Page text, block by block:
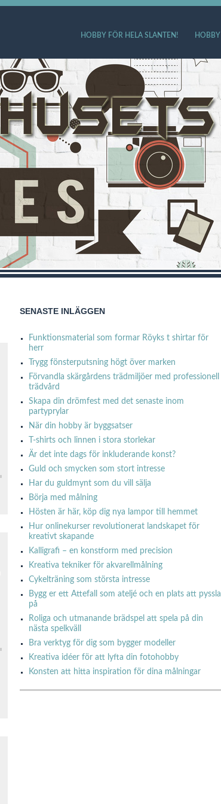
HOBBY FÖR HELA SLANTEN! HOBBY
SENASTE INLÄGGEN
Funktionsmaterial som formar Röyks t shirtar för
herr
Trygg fönsterputsning högt över marken
Förvandla skärgårdens trädmiljöer med professionell
trädvård
Skapa din drömfest med det senaste inom
partyprylar
När din hobby är byggsatser
T-shirts och linnen i stora storlekar
Är det inte dags för inkluderande konst?
Guld och smycken som stort intresse
Har du guldmynt som du vill sälja
Börja med målning
Hösten är här, köp dig nya lampor till hemmet
Hur onlinekurser revolutionerat landskapet för
kreativt skapande
Kalligrafi – en konstform med precision
Kreativa tekniker för akvarellmålning
Cykelträning som största intresse
Bygg er ett Attefall som ateljé och en plats att pyssla
på
Roliga och utmanande brädspel att spela på din
nästa spelkväll
Bra verktyg för dig som bygger modeller
Kreativa idéer för att lyfta din fotohobby
Konsten att hitta inspiration för dina målningar